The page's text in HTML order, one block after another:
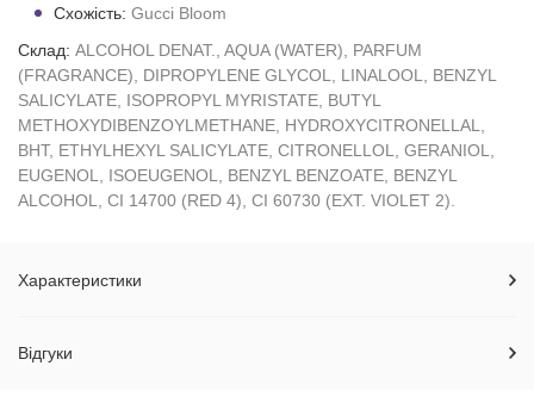
Схожість: Gucci Bloom
Склад: ALCOHOL DENAT., AQUA (WATER), PARFUM
(FRAGRANCE), DIPROPYLENE GLYCOL, LINALOOL, BENZYL
SALICYLATE, ISOPROPYL MYRISTATE, BUTYL
METHOXYDIBENZOYLMETHANE, HYDROXYCITRONELLAL,
BHT, ETHYLHEXYL SALICYLATE, CITRONELLOL, GERANIOL,
EUGENOL, ISOEUGENOL, BENZYL BENZOATE, BENZYL
ALCOHOL, CI 14700 (RED 4), CI 60730 (EXT. VIOLET 2).
Характеристики
Відгуки